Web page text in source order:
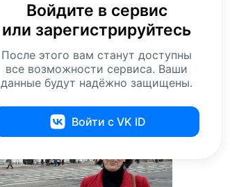
Войдите в сервис
или зарегистрируйтесь
После этого вам станут доступны
все возможности сервиса. Ваши
данные будут надёжно защищены.
Войти с VK ID